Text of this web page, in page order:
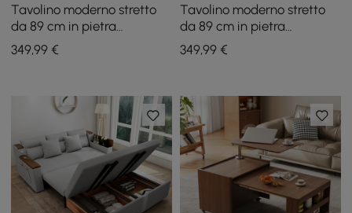
Tavolino moderno stretto
da 89 cm in pietra
sinterizzata con USB e
contenitore
349,99 €
Tavolino moderno stretto
da 89 cm in pietra
sinterizzata con USB e
contenitore
349,99€